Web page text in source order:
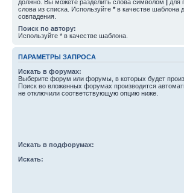
должно. Вы можете разделить слова символом | для
слова из списка. Используйте * в качестве шаблона
совпадения.
Поиск по автору:
Используйте * в качестве шаблона.
ПАРАМЕТРЫ ЗАПРОСА
Искать в форумах:
Выберите форум или форумы, в которых будет
Поиск во вложенных форумах производится
не отключили соответствующую опцию ниже.
Искать в подфорумах:
Искать: